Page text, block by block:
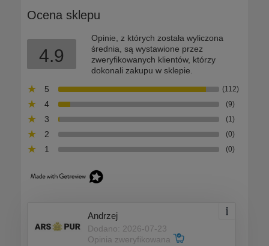
Ocena sklepu
4.9
Opinie, z których została wyliczona
średnia, są wystawione przez
zweryfikowanych klientów, którzy
dokonali zakupu w sklepie.
5
(112)
4 (9)
3 (1)
2 (0)
1 (0)
Andrzej
Dodano: 2026-07-23
Opinia zweryfikowana